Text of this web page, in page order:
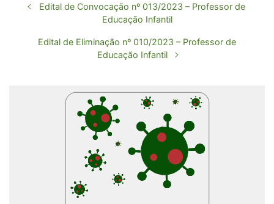
Edital de Convocação nº 013/2023 – Professor de
Educação Infantil
Edital de Eliminação nº 010/2023 – Professor de
Educação Infantil